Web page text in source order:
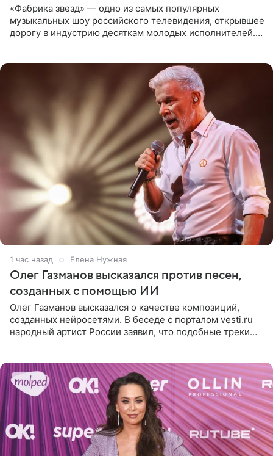
«Фабрика звезд» — одно из самых популярных
музыкальных шоу российского телевидения, открывшее
дорогу в индустрию десяткам молодых исполнителей.
1 час назад Елена Нужная
Олег Газманов высказался против песен,
созданных с помощью ИИ
Олег Газманов высказался о качестве композиций,
созданных нейросетями. В беседе с порталом vesti.ru
народный артист России заявил, что подобные треки